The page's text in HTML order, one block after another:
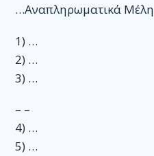
…Αναπληρωματικά Μέλη
1) …
2) …
3) …
– –
4) …
5) …